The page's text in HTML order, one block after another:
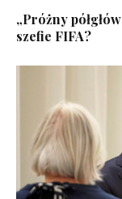
„Próżny
szefie FIFA?